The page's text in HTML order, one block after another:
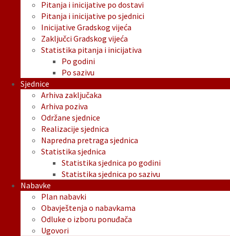
Pitanja i inicijative po dostavi
Pitanja i inicijative po sjednici
Inicijative Gradskog vijeća
Zaključci Gradskog vijeća
Statistika pitanja i inicijativa
Po godini
Po sazivu
Sjednice
Arhiva zaključaka
Arhiva poziva
Održane sjednice
Realizacije sjednica
Napredna pretraga sjednica
Statistika sjednica
Statistika sjednica po godini
Statistika sjednica po sazivu
Nabavke
Plan nabavki
Obavještenja o nabavkama
Odluke o izboru ponuđača
Ugovori